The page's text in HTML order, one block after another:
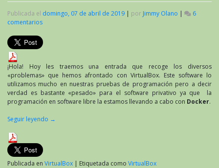
Publicada el domingo, 07 de abril de 2019 | por Jimmy Olano |
6
comentarios
problemas
VirtualBox
¡Hola! Hoy les traemos una entrada que recoge los diversos
«problemas» que hemos afrontado con VirtualBox. Este software lo
utilizamos mucho en nuestras pruebas de programación pero a decir
verdad es bastante «pesado» para el software privativo ya que la
programación en software libre la estamos llevando a cabo con Docker.
Seguir leyendo →
Publicada en VirtualBox | Etiquetada como VirtualBox